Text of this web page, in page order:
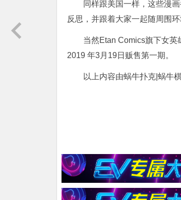
同样跟美国一样，这些漫
反思，并跟着大家一起随周围环
当然Etan Comics旗下女
2019 年3月19日贩售第一期。
以上内容由蜗牛扑克|蜗牛